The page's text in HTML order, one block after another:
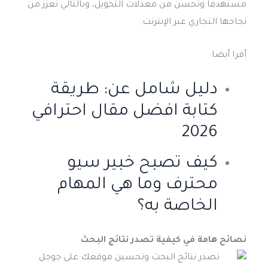
مستهدفًا وتحسن من معدلات التحويل، وبالتالي تعزز من
نجاحها التجاري عبر الإنترنت.
أقرا أيضا:
دليل شامل عن: طريقة
كتابة افضل مقال احترافي
2026
كيف تصبح خبير سيو
محترف وما هي المهام
الخاصة به؟
نصائح هامة في كيفية تصدر نتائج البحث